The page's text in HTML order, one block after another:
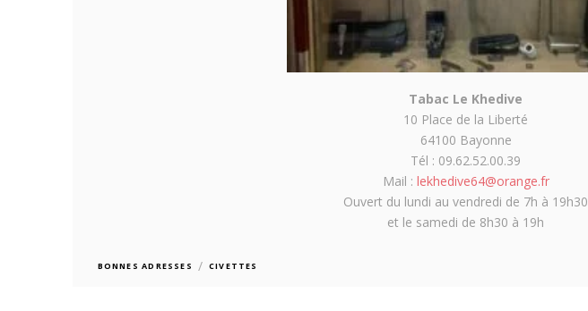
Tabac Le Khedive
10 Place de la Liberté
64100 Bayonne
Tél : 09.62.52.00.39
Mail : lekhedive64@orange.fr
Ouvert du lundi au vendredi de 7h à 19h30
et le samedi de 8h30 à 19h
BONNES ADRESSES / CIVETTES